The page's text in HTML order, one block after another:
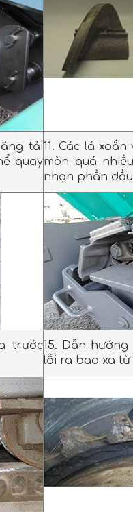
tải
quay
11. Các lá
mòn quá
nhọn phần
trước15. Dẫn
lồi ra bao xa